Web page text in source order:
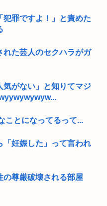
犯罪ですよ！」と責めた
れた芸人のセクハラがガ
気がない」と知りてマジ
ことになってるって...
「妊娠した」って言われ
の尊厳破壊される部屋